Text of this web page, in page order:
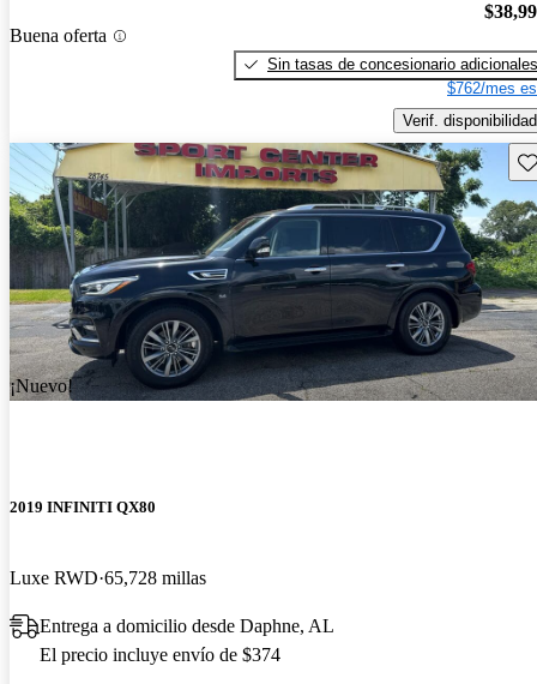
Buena oferta
Sin tasas de concesionario adicionales
$762/mes
Verif. disponibilidad
¡Nuevo!
2019 INFINITI QX80
Luxe RWD 65,728 millas
Entrega a domicilio desde Daphne, AL
El precio incluye envío de $374